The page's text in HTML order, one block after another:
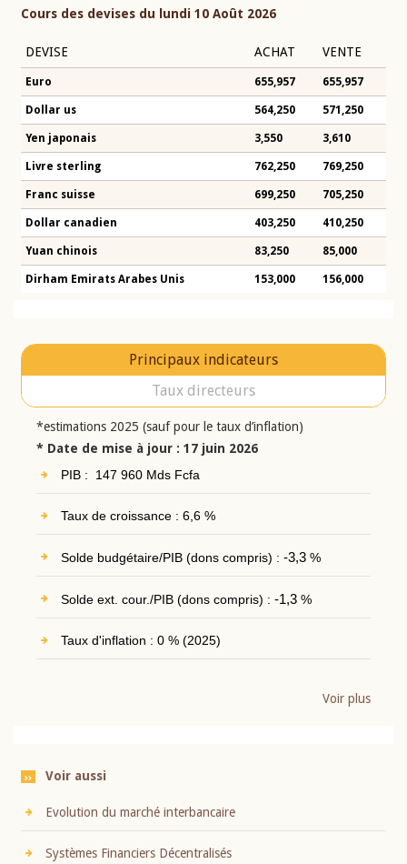
Cours des devises du lundi 10 Août 2026
DEVISE ACHAT VENTE
Euro 655,957 655,957
Dollar us 564,250 571,250
Yen japonais 3,550 3,610
Livre sterling 762,250 769,250
Franc suisse 699,250 705,250
Dollar canadien 403,250 410,250
Yuan chinois 83,250 85,000
Dirham Emirats Arabes Unis 153,000 156,000
Principaux indicateurs
Taux directeurs
*estimations 2025 (sauf pour le taux d’inflation)
* Date de mise à jour : 17 juin 2026
PIB : 147 960 Mds Fcfa
Taux de croissance : 6,6 %
Solde budgétaire/PIB (dons compris) : -3,3%
Solde ext. cour./PIB (dons compris) : -1,3%
Taux d'inflation : 0 % (2025)
Voir plus
Voir aussi
Evolution du marché interbancaire
Systèmes Financiers Décentralisés